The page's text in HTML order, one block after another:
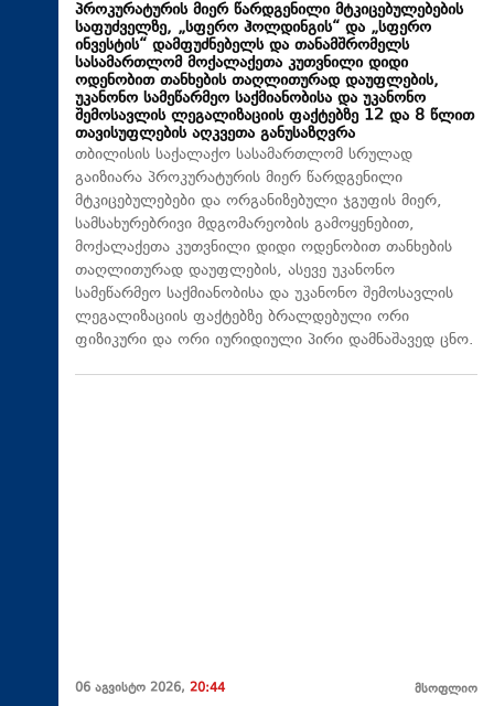
პროკურატურის მიერ წარდგენილი მტკიცებულებების
საფუძველზე, „სფერო ჰოლდინგის“ და „სფერო
ინვესტის“ დამფუძნებელს და თანამშრომელს
სასამართლომ მოქალაქეთა კუთვნილი დიდი
ოდენობით თანხების თაღლითურად დაუფლების,
უკანონო სამეწარმეო საქმიანობისა და უკანონო
შემოსავლის ლეგალიზაციის ფაქტებზე 12 და 8 წლით
თავისუფლების აღკვეთა განუსაზღვრა
თბილისის საქალაქო სასამართლომ სრულად
გაიზიარა პროკურატურის მიერ წარდგენილი
მტკიცებულებები და ორგანიზებული ჯგუფის მიერ,
სამსახურებრივი მდგომარეობის გამოყენებით,
მოქალაქეთა კუთვნილი დიდი ოდენობით თანხების
თაღლითურად დაუფლების, ასევე უკანონო
სამეწარმეო საქმიანობისა და უკანონო შემოსავლის
ლეგალიზაციის ფაქტებზე ბრალდებული ორი
ფიზიკური და ორი იურიდიული პირი დამნაშავედ ცნო.
06 აგვისტო 2026, 20:44 მსოფლიო